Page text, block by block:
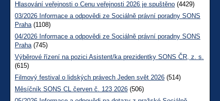
Hlasování veřejnosti o Cenu veřejnosti 2026 je spuštěno (4429)
03/2026 Informace a odpovědi ze Sociálně právní poradny SONS
Praha(1108)
04/2026 Informace a odpovědi ze Sociálně právní poradny SONS
Praha(745)
Výběrové řízení na pozici Asistent/ka prezidentky SONS ČR, z. s.
(615)
Filmový festival o lidských právech Jeden svět 2026 (514)
Měsíčník SONS CL červen č. 123 2026 (506)